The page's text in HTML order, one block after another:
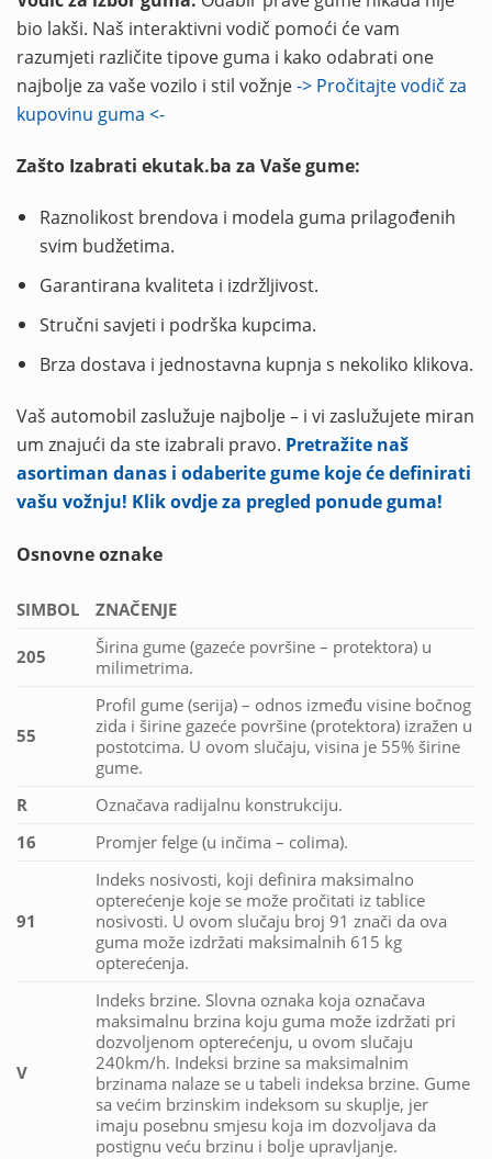
bio lakši. Naš interaktivni vodič pomoći će vam
razumjeti različite tipove guma i kako odabrati one
najbolje za vaše vozilo i stil vožnje-> Pročitajte vodič za
kupovinu guma <-
Zašto Izabrati ekutak.ba za Vaše gume:
Raznolikost brendova i modela guma prilagođenih
svim budžetima.
Garantirana kvaliteta i izdržljivost.
Stručni savjeti i podrška kupcima.
Brza dostava i jednostavna kupnja s nekoliko klikova.
Vaš automobil zaslužuje najbolje – i vi zaslužujete miran
um znajući da ste izabrali pravo. Pretražite naš
asortiman danas i odaberite gume koje će definirati
vašu vožnju! Klik ovdje za pregled ponude guma!
Osnovne oznake
SIMBOL ZNAČENJE
205
Širina gume (gazeće površine – protektora) u
milimetrima.
55
Profil gume (serija) – odnos između visine bočnog
zida i širine gazeće površine (protektora) izražen u
postotcima. U ovom slučaju, visina je 55% širine
gume.
R
Označava radijalnu konstrukciju.
16
Promjer felge (u inčima – colima).
91
Indeks nosivosti, koji definira maksimalno
opterećenje koje se može pročitati iz tablice
nosivosti. U ovom slučaju broj 91 znači da ova
guma može izdržati maksimalnih 615 kg
opterećenja.
V
Indeks brzine. Slovna oznaka koja označava
maksimalnu brzina koju guma može izdržati pri
dozvoljenom opterećenju, u ovom slučaju
240km/h. Indeksi brzine sa maksimalnim
brzinama nalaze se u tabeli indeksa brzine. Gume
sa većim brzinskim indeksom su skuplje, jer
imaju posebnu smjesu koja im dozvoljava da
postignu veću brzinu i bolje upravljanje.